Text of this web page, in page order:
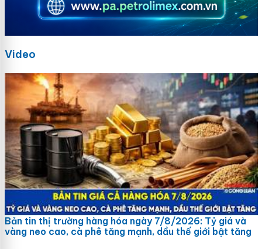
Video
Bản tin thị trường hàng hóa ngày 7/8/2026: Tỷ giá và
vàng neo cao, cà phê tăng mạnh, dầu thế giới bật tăng